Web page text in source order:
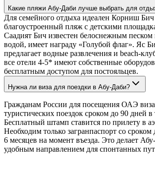
Какие пляжи Абу-Даби лучше выбрать для
Для семейного отдыха идеален Корниш
благоустроенный пляж с детскими
Саадият Бич известен белоснежным
водой, имеет награду «Голубой флаг». Яс
предлагает водные развлечения и beach-
все отели 4-5* имеют собственные
бесплатным доступом для постояльцев.
Нужна ли виза для поездки в Абу-Даби?
Гражданам России для посещения ОАЭ виза
туристических поездок сроком до 90 дней
Бесплатный штамп ставится по прилету в
Необходим только загранпаспорт со сроком
6 месяцев на момент въезда. Это делает
удобным направлением для спонтанных